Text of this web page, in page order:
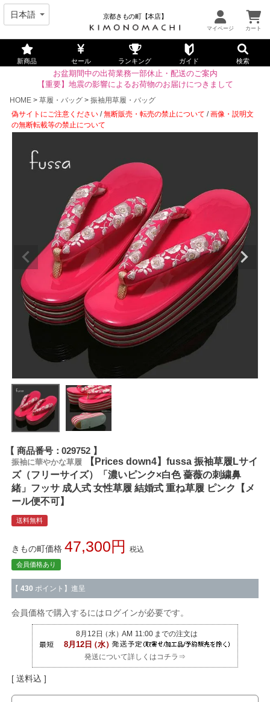
京都きもの町【本店】
新商品 セール ランキング ガイド 検索
お盆期間中の出荷業務一部休止・配送のご案内
【重要】地震の影響によるお荷物のお届けにつきまして
HOME
草履・バッグ
振袖用草履・バッグ
偽サイトにご注意ください /無断販売・転売の禁止について /画像・説明文
の無断転載等の禁止について
商品番号 029752
振袖に華やかな草履
【Prices down4】fussa 振袖草履Lサイ
ズ（フリーサイズ）「濃いピンク×白色 薔薇の刺繍鼻
緒」フッサ 成人式 女性草履 結婚式 重ね草履 ピンク【メ
ール便不可】
送料無料
きもの町価格 47,300 税込
会員価格あり
【 430 ポイント】進呈
会員価格で購入するにはログインが必要です。
発送について詳しくはコチラ⇒
送料込